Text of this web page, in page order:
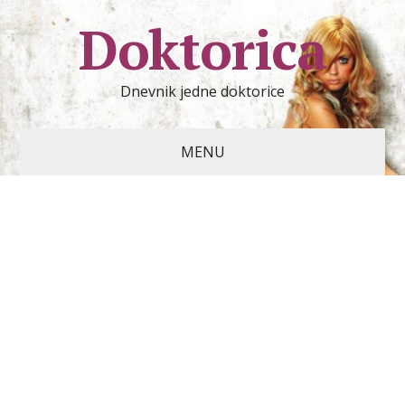
Doktorica
Dnevnik jedne doktorice
MENU